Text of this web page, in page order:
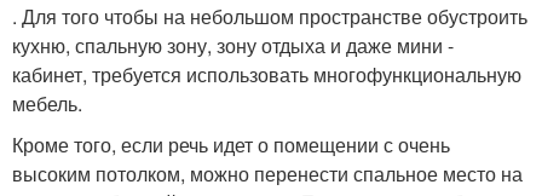
. Для того чтобы на небольшом пространстве обустроить
кухню, спальную зону, зону отдыха и даже мини -
кабинет, требуется использовать многофункциональную
мебель.
Кроме того, если речь идет о помещении с очень
высоким потолком, можно перенести спальное место на